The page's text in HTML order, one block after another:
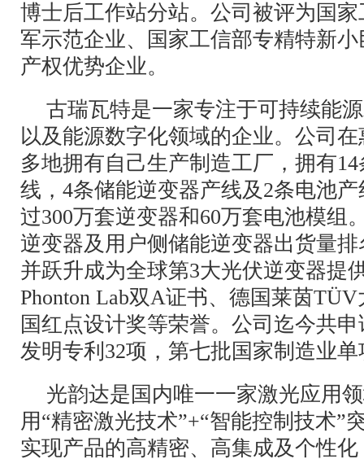
博士后工作站分站。公司被评为国
军示范企业、国家工信部专精特新
产权优势企业。
古瑞瓦特是一家专注于可持续能
以及能源数字化领域的企业。公司
多地拥有自己生产制造工厂，拥有
线，4条储能逆变器产线及2条电池
过300万套逆变器和60万套电池模组
逆变器及用户侧储能逆变器出货量
并跃升成为全球第3大光伏逆变器提
Phonton Lab双A证书、德国莱茵
国红点设计奖等荣誉。公司迄今共
发明专利32项，第七批国家制造业
光韵达是国内唯一一家激光应用
用“精密激光技术”+“智能控制技术”
实现产品的高精密、高集成及个性